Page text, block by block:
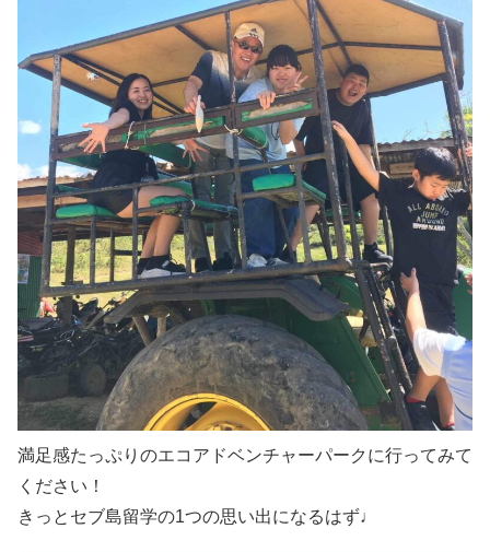
満足感たっぷりのエコアドベンチャーパークに行ってみて
ください！
きっとセブ島留学の1つの思い出になるはず♩